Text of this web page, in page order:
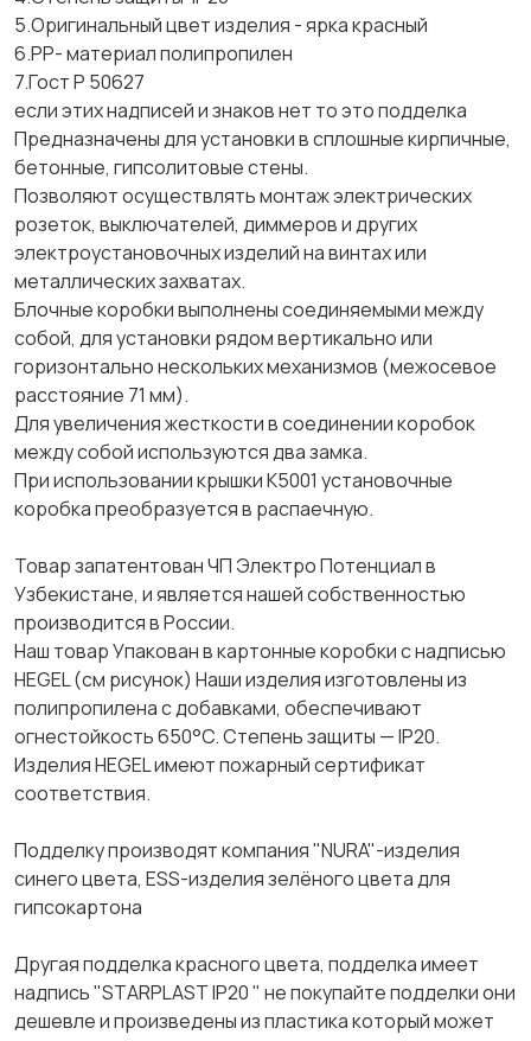
5.Оригинальный цвет изделия - ярка красный
6.PP- материал полипропилен
7.Гост Р 50627
если этих надписей и знаков нет то это подделка
Предназначены для установки в сплошные кирпичные,
бетонные, гипсолитовые стены.
Позволяют осуществлять монтаж электрических
розеток, выключателей, диммеров и других
электроустановочных изделий на винтах или
металлических захватах.
Блочные коробки выполнены соединяемыми между
собой, для установки рядом вертикально или
горизонтально нескольких механизмов (межосевое
расстояние 71 мм).
Для увеличения жесткости в соединении коробок
между собой используются два замка.
При использовании крышки K5001 установочные
коробка преобразуется в распаечную.
Товар запатентован ЧП Электро Потенциал в
Узбекистане, и является нашей собственностью
производится в России.
Наш товар Упакован в картонные коробки с надписью
HEGEL (см рисунок) Наши изделия изготовлены из
полипропилена с добавками, обеспечивают
огнестойкость 650°C. Степень защиты — IP20.
Изделия HEGEL имеют пожарный сертификат
соответствия.
Подделку производят компания "NURA"-изделия
синего цвета, ESS-изделия зелёного цвета для
гипсокартона
Другая подделка красного цвета, подделка имеет
надпись "STARPLAST IP20 " не покупайте подделки они
дешевле и произведены из пластика который может